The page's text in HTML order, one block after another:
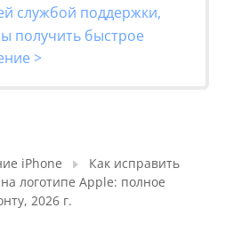
службой поддержки,
получить быстрое
>
iPhone
Как исправить
логотипе Apple: полное
2026 г.